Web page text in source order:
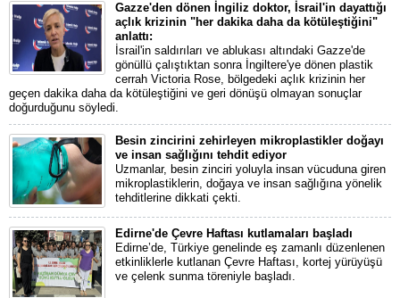
Gazze'den dönen İngiliz doktor, İsrail'in dayattığı
açlık krizinin "her dakika daha da kötüleştiğini"
anlattı:
İsrail'in saldırıları ve ablukası altındaki Gazze'de
gönüllü çalıştıktan sonra İngiltere'ye dönen plastik
cerrah Victoria Rose, bölgedeki açlık krizinin her
geçen dakika daha da kötüleştiğini ve geri dönüşü olmayan sonuçlar
doğurduğunu söyledi.
Besin zincirini zehirleyen mikroplastikler doğayı
ve insan sağlığını tehdit ediyor
Uzmanlar, besin zinciri yoluyla insan vücuduna giren
mikroplastiklerin, doğaya ve insan sağlığına yönelik
tehditlerine dikkati çekti.
Edirne'de Çevre Haftası kutlamaları başladı
Edirne’de, Türkiye genelinde eş zamanlı düzenlenen
etkinliklerle kutlanan Çevre Haftası, kortej yürüyüşü
ve çelenk sunma töreniyle başladı.